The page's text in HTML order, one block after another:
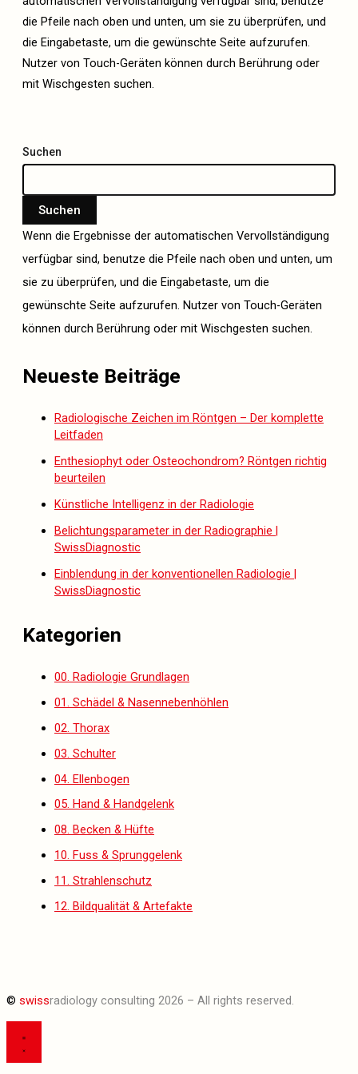
die Pfeile nach oben und unten, um sie zu überprüfen, und
die Eingabetaste, um die gewünschte Seite aufzurufen.
Nutzer von Touch-Geräten können durch Berührung oder
mit Wischgesten suchen.
Suchen
Suchen
Wenn die Ergebnisse der automatischen Vervollständigung
verfügbar sind, benutze die Pfeile nach oben und unten, um
sie zu überprüfen, und die Eingabetaste, um die
gewünschte Seite aufzurufen. Nutzer von Touch-Geräten
können durch Berührung oder mit Wischgesten suchen.
Neueste Beiträge
Radiologische Zeichen im Röntgen – Der komplette
Leitfaden
Enthesiophyt oder Osteochondrom? Röntgen richtig
beurteilen
Künstliche Intelligenz in der Radiologie
Belichtungsparameter in der Radiographie |
SwissDiagnostic
Einblendung in der konventionellen Radiologie |
SwissDiagnostic
Kategorien
00. Radiologie Grundlagen
01. Schädel & Nasennebenhöhlen
02. Thorax
03. Schulter
04. Ellenbogen
05. Hand & Handgelenk
08. Becken & Hüfte
10. Fuss & Sprunggelenk
11. Strahlenschutz
12. Bildqualität & Artefakte
© swissradiology consulting 2026 – All rights reserved.